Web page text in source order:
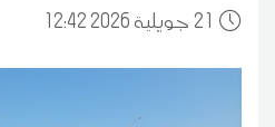
21 12:42 2026 جويلية